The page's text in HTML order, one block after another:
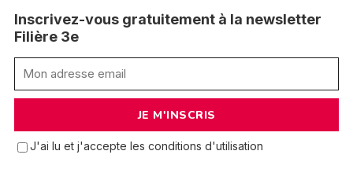
Inscrivez-vous gratuitement à la newsletter
Filière 3e
J'ai lu et j'accepte les conditions d'utilisation